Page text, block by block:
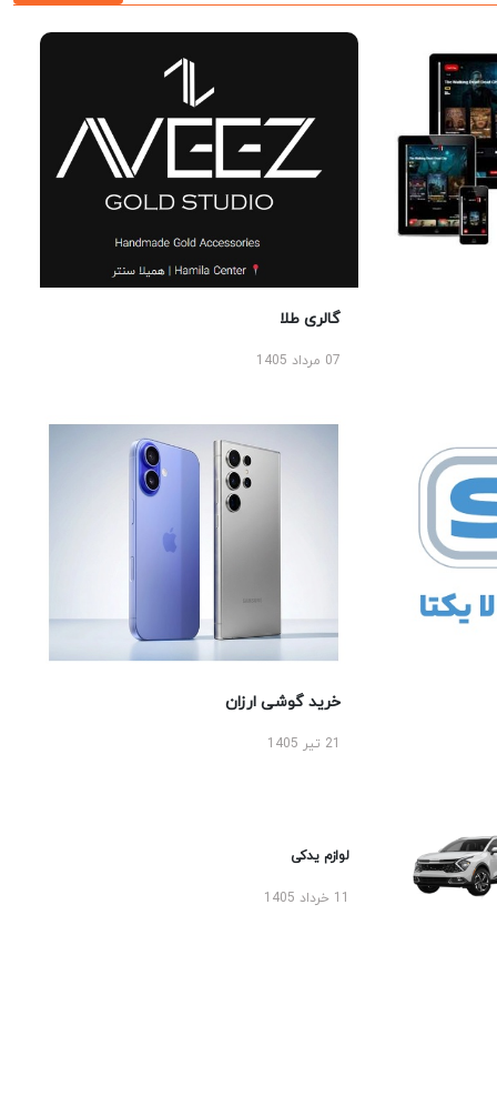
گالری طلا
07 مرداد 1405
خرید گوشی ارزان
لوازم یدکی